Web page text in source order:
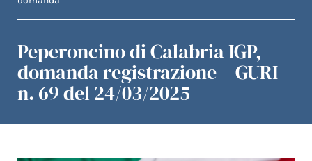
Peperoncino di Calabria IGP,
domanda registrazione – GURI
n. 69 del 24/03/2025